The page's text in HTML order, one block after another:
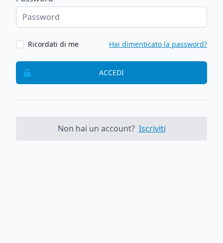
Ricordati di me Hai dimenticato la password?
ACCEDI
Non hai un account? Iscriviti